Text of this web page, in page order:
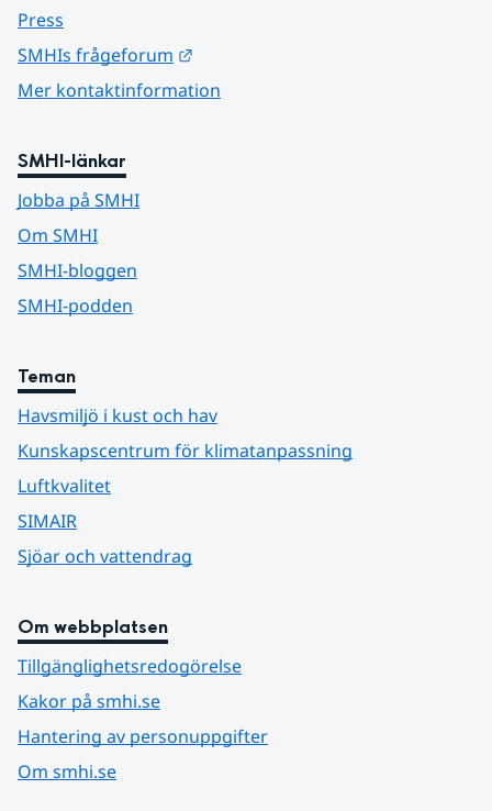
Press
SMHIs frågeforum
Mer kontaktinformation
SMHI-länkar
Jobba på SMHI
Om SMHI
SMHI-bloggen
SMHI-podden
Teman
Havsmiljö i kust och hav
Kunskapscentrum för klimatanpassning
Luftkvalitet
SIMAIR
Sjöar och vattendrag
Om webbplatsen
Tillgänglighetsredogörelse
Kakor på smhi.se
Hantering av personuppgifter
Om smhi.se